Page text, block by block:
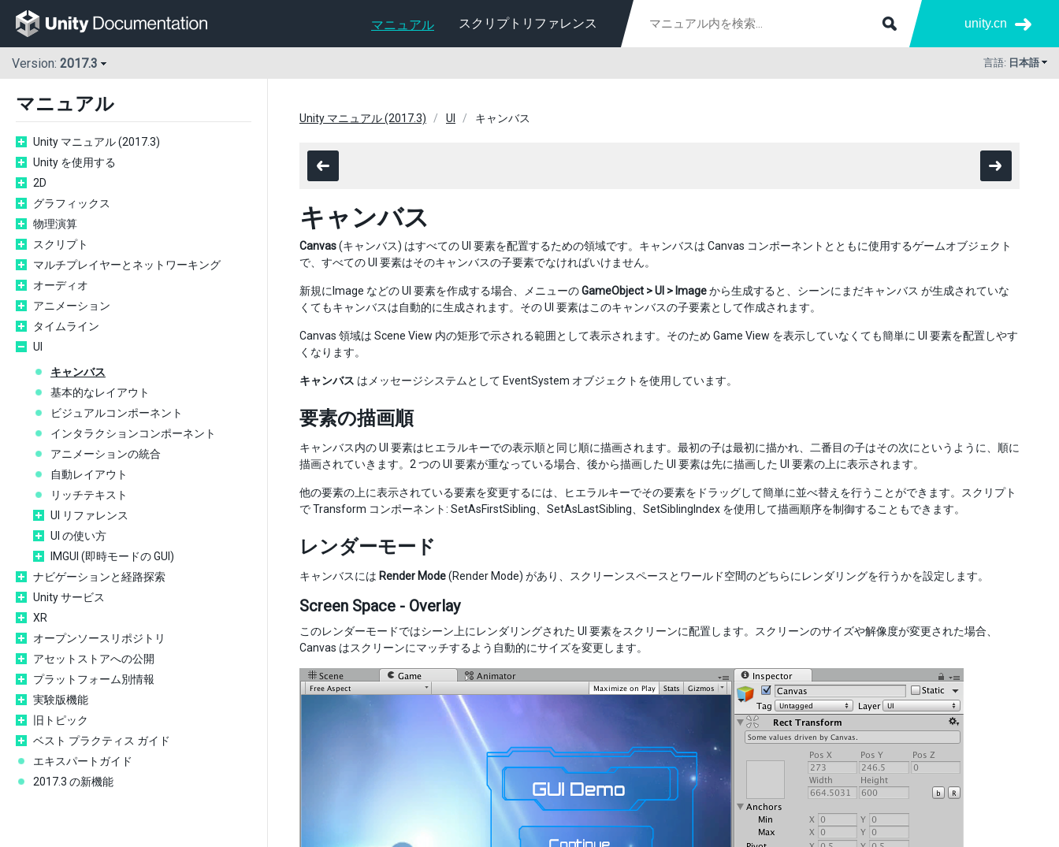
マニュアル スクリプトリファレンス unity.cn
Version: 2017.3 言語: 日本語
マニュアル
Unity マニュアル (2017.3)
Unity を使用する
2D
グラフィックス
物理演算
スクリプト
マルチプレイヤーとネットワーキング
オーディオ
アニメーション
タイムライン
UI
キャンバス
基本的なレイアウト
ビジュアルコンポーネント
インタラクションコンポーネント
アニメーションの統合
自動レイアウト
リッチテキスト
UI リファレンス
UI の使い方
IMGUI (即時モードの GUI)
ナビゲーションと経路探索
Unity サービス
XR
オープンソースリポジトリ
アセットストアへの公開
プラットフォーム別情報
実験版機能
旧トピック
ベスト プラクティス ガイド
エキスパートガイド
2017.3 の新機能
Unity マニュアル (2017.3) UI キャンバス
キャンバス
Canvas(キャンバス) はすべての UI 要素を配置するための領域です。キャンバスは Canvas コンポーネントとともに使用するゲームオブジェクト
で、すべての UI 要素はそのキャンバスの子要素でなければいけません。
新規にImage などの UI 要素を作成する場合、メニューのGameObject > UI > Imageから生成すると、シーンにまだキャンバス が生成されていな
くてもキャンバスは自動的に生成されます。その UI 要素はこのキャンバスの子要素として作成されます。
Canvas 領域は Scene View 内の矩形で示される範囲として表示されます。そのため Game View を表示していなくても簡単に UI 要素を配置しやす
くなります。
キャンバス はメッセージシステムとして EventSystem オブジェクトを使用しています。
要素の描画順
キャンバス内の UI 要素はヒエラルキーでの表示順と同じ順に描画されます。最初の子は最初に描かれ、二番目の子はその次にというように、順に
描画されていきます。2 つの UI 要素が重なっている場合、後から描画した UI 要素は先に描画した UI 要素の上に表示されます。
他の要素の上に表示されている要素を変更するには、ヒエラルキーでその要素をドラッグして簡単に並べ替えを行うことができます。スクリプト
で Transform コンポーネント: SetAsFirstSibling、SetAsLastSibling、SetSiblingIndex を使用して描画順序を制御することもできます。
レンダーモード
キャンバスには Render Mode(Render Mode) があり、スクリーンスペースとワールド空間のどちらにレンダリングを行うかを設定します。
Screen Space - Overlay
このレンダーモードではシーン上にレンダリングされた UI 要素をスクリーンに配置します。スクリーンのサイズや解像度が変更された場合、
Canvas はスクリーンにマッチするよう自動的にサイズを変更します。